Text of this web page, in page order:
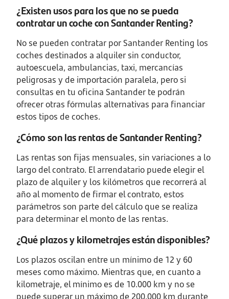
¿Existen usos para los que no se pueda
contratar un coche con Santander Renting?
No se pueden contratar por Santander Renting los
coches destinados a alquiler sin conductor,
autoescuela, ambulancias, taxi, mercancías
peligrosas y de importación paralela, pero si
consultas en tu oficina Santander te podrán
ofrecer otras fórmulas alternativas para financiar
estos tipos de coches.
¿Cómo son las rentas de Santander Renting?
Las rentas son fijas mensuales, sin variaciones a lo
largo del contrato. El arrendatario puede elegir el
plazo de alquiler y los kilómetros que recorrerá al
año al momento de firmar el contrato, estos
parámetros son parte del cálculo que se realiza
para determinar el monto de las rentas.
¿Qué plazos y kilometrajes están disponibles?
Los plazos oscilan entre un mínimo de 12 y 60
meses como máximo. Mientras que, en cuanto a
kilometraje, el mínimo es de 10.000 km y no se
puede superar un máximo de 200.000 km durante